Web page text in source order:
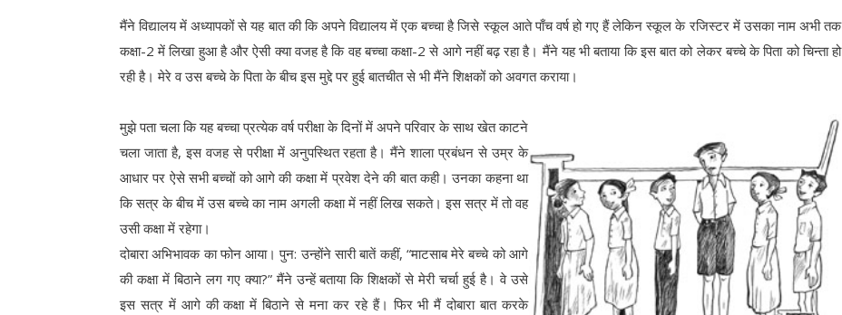
मैंने विद्यालय में अध्यापकों से यह बात की कि अपने विद्यालय में एक बच्चा है जिसे स्कूल आते पाँच वर्ष हो गए हैं लेकिन स्कूल के रजिस्टर में उसका नाम अभी तक
कक्षा-2 में लिखा हुआ है और ऐसी क्या वजह है कि वह बच्चा कक्षा-2 से आगे नहीं बढ़ रहा है। मैंने यह भी बताया कि इस बात को लेकर बच्चे के पिता को चिन्ता हो
रही है। मेरे व उस बच्चे के पिता के बीच इस मुद्दे पर हुई बातचीत से भी मैंने शिक्षकों को अवगत कराया।
मुझे पता चला कि यह बच्चा प्रत्येक वर्ष परीक्षा के दिनों में अपने परिवार के साथ खेत काटने
चला जाता है, इस वजह से परीक्षा में अनुपस्थित रहता है। मैंने शाला प्रबंधन से उम्र के
आधार पर ऐसे सभी बच्चों को आगे की कक्षा में प्रवेश देने की बात कही। उनका कहना था
कि सत्र के बीच में उस बच्चे का नाम अगली कक्षा में नहीं लिख सकते। इस सत्र में तो वह
उसी कक्षा में रहेगा।
दोबारा अभिभावक का फोन आया। पुन: उन्होंने सारी बातें कहीं, “माटसाब मेरे बच्चे को आगे
की कक्षा में बिठाने लग गए क्या?” मैंने उन्हें बताया कि शिक्षकों से मेरी चर्चा हुई है। वे उसे
इस सत्र में आगे की कक्षा में बिठाने से मना कर रहे हैं। फिर भी मैं दोबारा बात करके